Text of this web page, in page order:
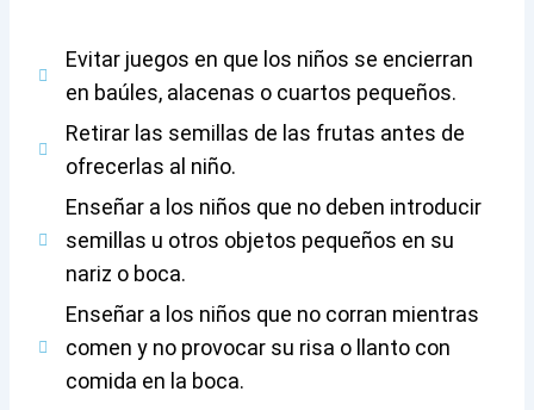
Evitar juegos en que los niños se encierran
en baúles, alacenas o cuartos pequeños.
Retirar las semillas de las frutas antes de
ofrecerlas al niño.
Enseñar a los niños que no deben introducir
semillas u otros objetos pequeños en su
nariz o boca.
Enseñar a los niños que no corran mientras
comen y no provocar su risa o llanto con
comida en la boca.